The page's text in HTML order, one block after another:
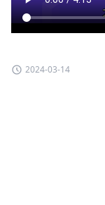
2024-03-14